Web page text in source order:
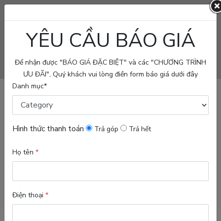
PROJECT
FOR
SALE
FOR
RENT/LEASE
US
Seach Properties
YÊU CẦU BÁO GIÁ
Để nhận được "BÁO GIÁ ĐẶC BIỆT" và các "CHƯƠNG TRÌNH
ƯU ĐÃI", Quý khách vui lòng điền form báo giá dưới đây
Danh mục*
Hình thức thanh toán Trả góp Trả hết
Họ tên *
Điện thoại *